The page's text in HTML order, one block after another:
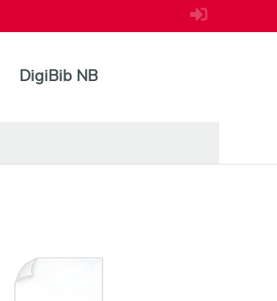
DigiBib NB